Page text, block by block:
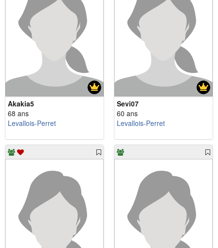
Akakia5
68 ans
Levallois-Perret
Sevi07
60 ans
Levallois-Perret